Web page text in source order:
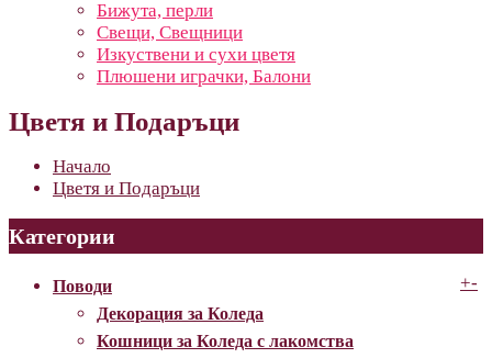
Бижута, перли
Свещи, Свещници
Изкуствени и сухи цветя
Плюшени играчки, Балони
Цветя и Подаръци
Начало
Цветя и Подаръци
Категории
Поводи +-
Декорация за Коледа
Кошници за Коледа с лакомства